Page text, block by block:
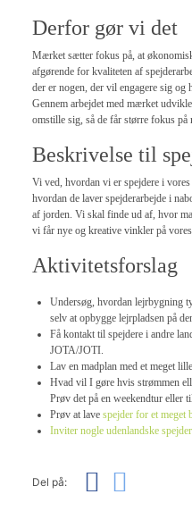
Derfor gør vi det
Mærket sætter fokus på, at
afgørende for kvaliteten af
der er nogen, der vil engagere sig og
Gennem arbejdet med mærket
omstille sig, så de får større fokus på
Beskrivelse til
Vi ved, hvordan vi er spejdere i
hvordan de laver spejderarbejde i
af jorden. Vi skal finde ud af, hvor
vi får nye og kreative vinkler på
Aktivitetsforslag
Undersøg, hvordan lejrbygning
selv at opbygge lejrpladsen på
Få kontakt til spejdere i andre
JOTA/JOTI.
Lav en madplan med et meget
Hvad vil I gøre hvis strømmen
Prøv det på en weekendtur eller
Prøv at lave spejder for et meget
Inviter nogle udenlandske
Del på: